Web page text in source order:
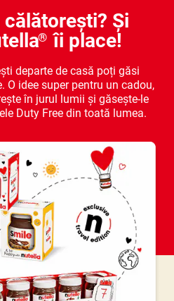
Și
® îi place!
departe de casă poți găsi
O idee super pentru un cadou,
în jurul lumii și găsește-le
Duty Free din toată lumea.